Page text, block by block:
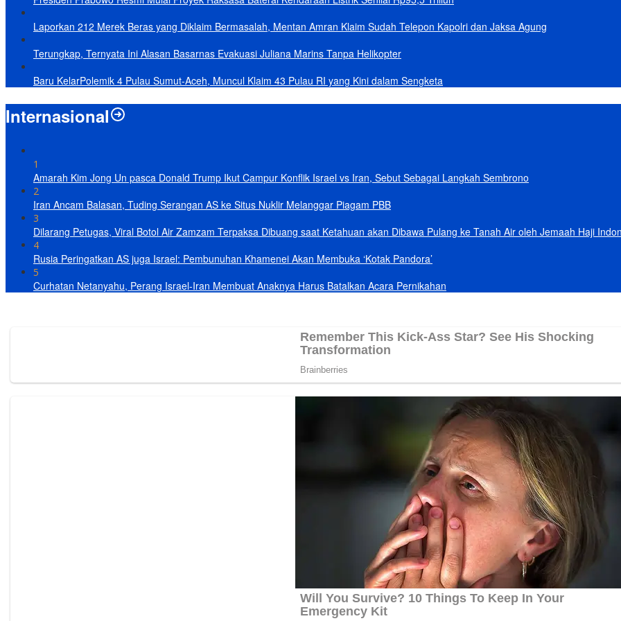
Laporkan 212 Merek Beras yang Diklaim Bermasalah, Mentan Amran Klaim Sudah Telepon Kapolri dan Jaksa Agung
Terungkap, Ternyata Ini Alasan Basarnas Evakuasi Juliana Marins Tanpa Helikopter
Baru KelarPolemik 4 Pulau Sumut-Aceh, Muncul Klaim 43 Pulau RI yang Kini dalam Sengketa
Internasional
1
Amarah Kim Jong Un pasca Donald Trump Ikut Campur Konflik Israel vs Iran, Sebut Sebagai Langkah Sembrono
2
Iran Ancam Balasan, Tuding Serangan AS ke Situs Nuklir Melanggar Piagam PBB
3
Dilarang Petugas, Viral Botol Air Zamzam Terpaksa Dibuang saat Ketahuan akan Dibawa Pulang ke Tanah Air oleh Jemaah Haji
4
Rusia Peringatkan AS juga Israel: Pembunuhan Khamenei Akan Membuka ‘Kotak Pandora’
5
Curhatan Netanyahu, Perang Israel-Iran Membuat Anaknya Harus Batalkan Acara Pernikahan